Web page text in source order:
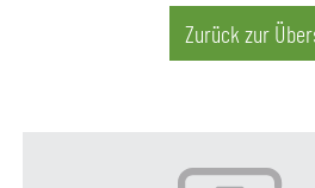
Zurück zur